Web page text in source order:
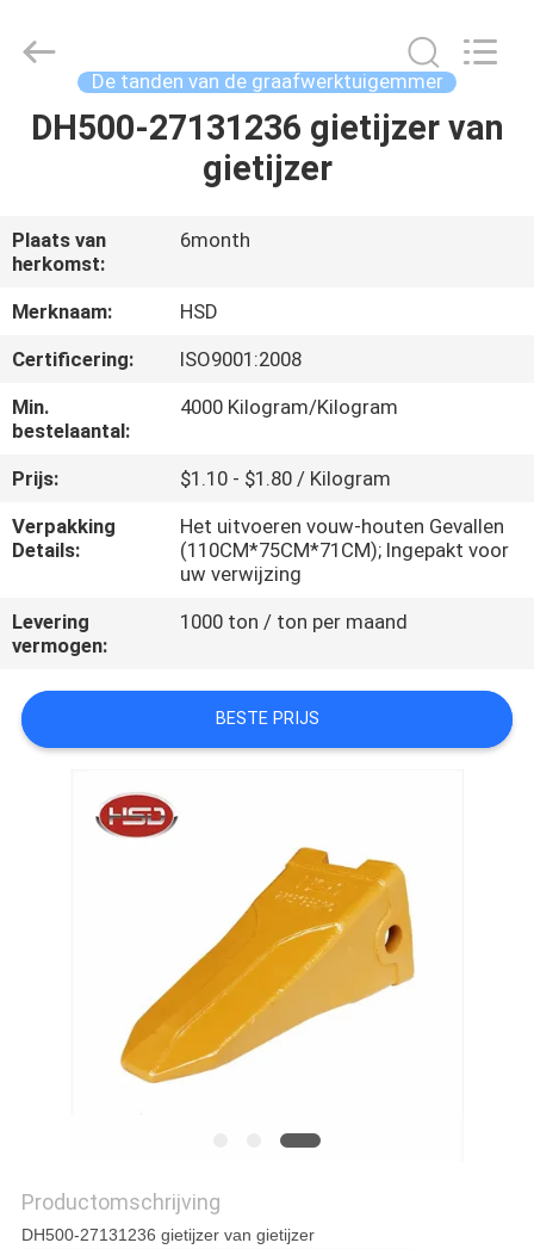
HUIS
ONGEVEER
ONS
FABRIEKSREIS
KWALITEITSCONTROLE
CONTACTEER
VERZOEK
OM
EEN
CITAAT
Machinery
Spare
Reserved.
De tanden van de graafwerktuigemmer
DH500-27131236 gietijzer van
gietijzer
Plaats van
herkomst:
6month
Merknaam:
HSD
Certificering:
ISO9001:2008
Min.
bestelaantal:
4000 Kilogram/Kilogram
Prijs:
$1.10 - $1.80 / Kilogram
Verpakking
Details:
Het uitvoeren vouw-houten Gevallen
(110CM*75CM*71CM); Ingepakt voor
uw verwijzing
Levering
vermogen:
1000 ton / ton per maand
BESTE PRIJS
Productomschrijving
DH500-27131236 gietijzer van gietijzer